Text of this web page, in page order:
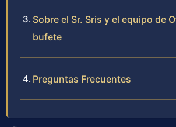
Sobre el Sr. Sris y el equipo de
bufete
Preguntas Frecuentes